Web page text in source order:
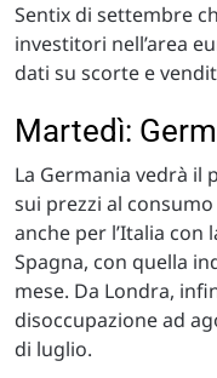
Sentix di settembre
investitori nell’area
dati su scorte e
Martedì:
La Germania vedrà
sui prezzi al
anche per l’Italia con
Spagna, con quella
mese. Da Londra,
disoccupazione ad
di luglio.